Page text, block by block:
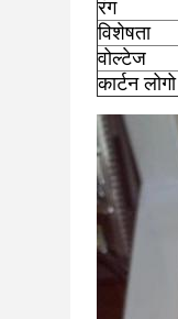
रंग
विशेषता
वोल्टेज
कार्टन लोगो